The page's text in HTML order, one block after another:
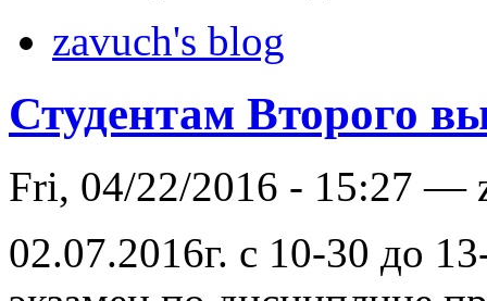
zavuch's blog
Студентам Второго
Fri, 04/22/2016 - 15:27 —
02.07.2016г. с 10-30 до